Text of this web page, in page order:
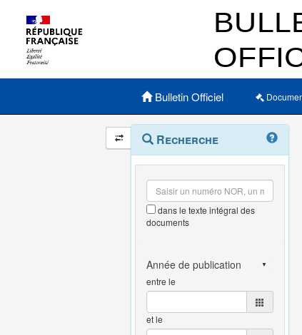
Menu principal
Bulletin Officiel
Navigation
et
outils
annexes
Menu
contextuel
Recherche
dans le texte intégral des
documents
entre le
et le